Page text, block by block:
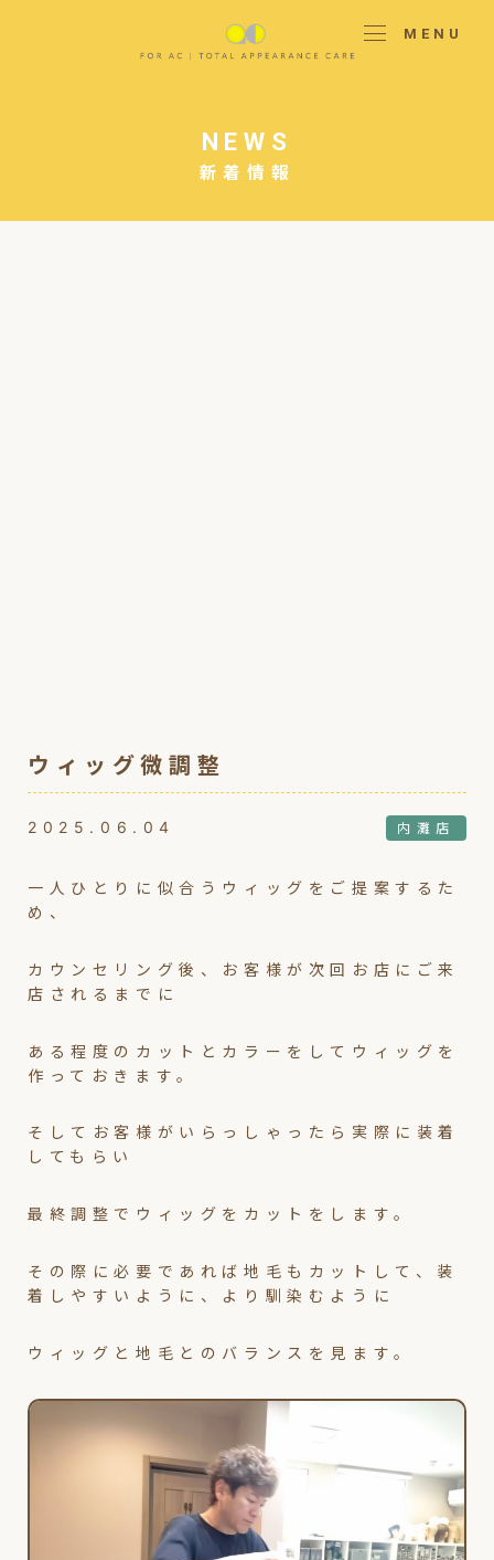
MENU
新着情報
NEWS
ウィッグ微調整
2025.06.04 内灘店
一人ひとりに似合うウィッグをご提案するた
め、
カウンセリング後、お客様が次回お店にご来
店されるまでに
ある程度のカットとカラーをしてウィッグを
作っておきます。
そしてお客様がいらっしゃったら実際に装着
してもらい
最終調整でウィッグをカットをします。
その際に必要であれば地毛もカットして、装
着しやすいように、より馴染むように
ウィッグと地毛とのバランスを見ます。